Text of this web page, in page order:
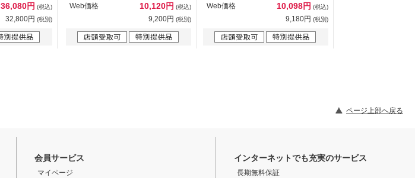
36,080円 (税込)
32,800円 (税別)
Web価格 10,120円 (税込)
9,200円 (税別)
Web価格 10,098円 (税込)
9,180円 (税別)
ページ上部へ戻る
会員サービス
マイページ
インターネットでも充実のサービス
長期無料保証